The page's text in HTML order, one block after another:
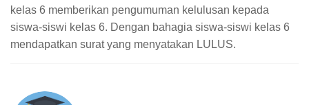
kelas 6 memberikan pengumuman kelulusan kepada
siswa-siswi kelas 6. Dengan bahagia siswa-siswi kelas 6
mendapatkan surat yang menyatakan LULUS.